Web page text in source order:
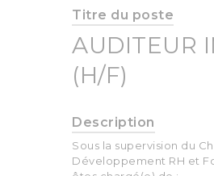
Titre du poste
AUDITEUR
(H/F)
Description
Sous la supervision du
Développement RH et